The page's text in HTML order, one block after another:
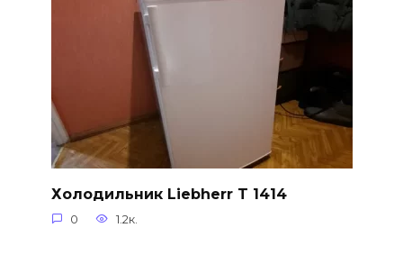
Холодильник Liebherr T 1414
0 1.2к.